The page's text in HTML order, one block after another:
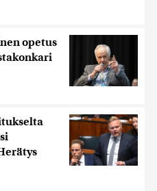
opetus